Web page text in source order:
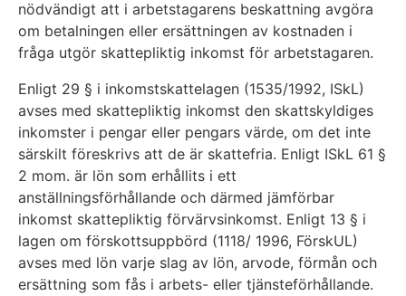
nödvändigt att i arbetstagarens beskattning avgöra
om betalningen eller ersättningen av kostnaden i
fråga utgör skattepliktig inkomst för arbetstagaren.
Enligt 29 § i inkomstskattelagen (1535/1992, ISkL)
avses med skattepliktig inkomst den skattskyldiges
inkomster i pengar eller pengars värde, om det inte
särskilt föreskrivs att de är skattefria. Enligt ISkL 61 §
2 mom. är lön som erhållits i ett
anställningsförhållande och därmed jämförbar
inkomst skattepliktig förvärvsinkomst. Enligt 13 § i
lagen om förskottsuppbörd (1118/ 1996, FörskUL)
avses med lön varje slag av lön, arvode, förmån och
ersättning som fås i arbets- eller tjänsteförhållande.